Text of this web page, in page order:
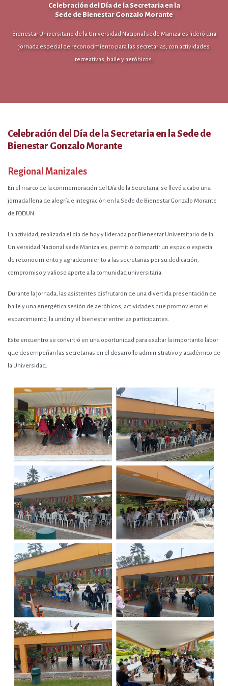
Celebración del Día de la Secretaria en la
Sede de Bienestar Gonzalo Morante
Bienestar Universitario de la Universidad Nacional sede Manizales lideró una
jornada especial de reconocimiento para las secretarias, con actividades
recreativas, baile y aeróbicos.
Celebración del Día de la Secretaria en la Sede de
Bienestar Gonzalo Morante
Regional Manizales
En el marco de la conmemoración del Día de la Secretaria, se llevó a cabo una
jornada llena de alegría e integración en la Sede de Bienestar Gonzalo Morante
de FODUN.
La actividad, realizada el día de hoy y liderada por Bienestar Universitario de la
Universidad Nacional sede Manizales, permitió compartir un espacio especial
de reconocimiento y agradecimiento a las secretarias por su dedicación,
compromiso y valioso aporte a la comunidad universitaria.
Durante la jornada, las asistentes disfrutaron de una divertida presentación de
baile y una energética sesión de aeróbicos, actividades que promovieron el
esparcimiento, la unión y el bienestar entre las participantes.
Este encuentro se convirtió en una oportunidad para exaltar la importante labor
que desempeñan las secretarias en el desarrollo administrativo y académico de
la Universidad.